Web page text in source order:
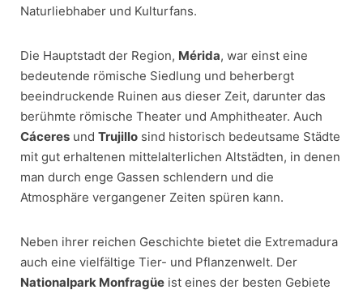
Naturliebhaber und Kulturfans.
Die Hauptstadt der Region, Mérida, war einst eine
bedeutende römische Siedlung und beherbergt
beeindruckende Ruinen aus dieser Zeit, darunter das
berühmte römische Theater und Amphitheater. Auch
Cáceres und Trujillo sind historisch bedeutsame Städte
mit gut erhaltenen mittelalterlichen Altstädten, in denen
man durch enge Gassen schlendern und die
Atmosphäre vergangener Zeiten spüren kann.
Neben ihrer reichen Geschichte bietet die Extremadura
auch eine vielfältige Tier- und Pflanzenwelt. Der
Nationalpark Monfragüe ist eines der besten Gebiete